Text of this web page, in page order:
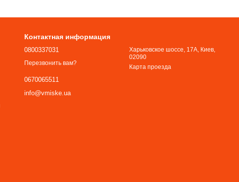
Контактная информация
0800337031
Перезвонить вам?
0670065511
info@vmiske.ua
Харьковское шоссе, 17А, Киев,
02090
Карта проезда